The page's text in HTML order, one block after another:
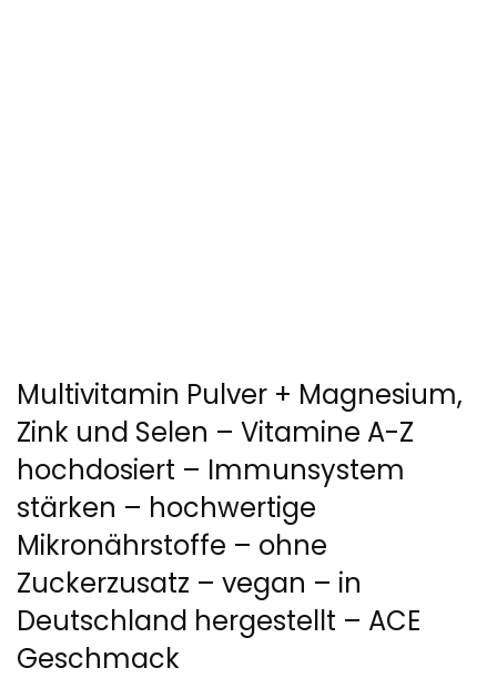
Multivitamin Pulver + Magnesium,
Zink und Selen – Vitamine A-Z
hochdosiert – Immunsystem
stärken – hochwertige
Mikronährstoffe – ohne
Zuckerzusatz – vegan – in
Deutschland hergestellt – ACE
Geschmack